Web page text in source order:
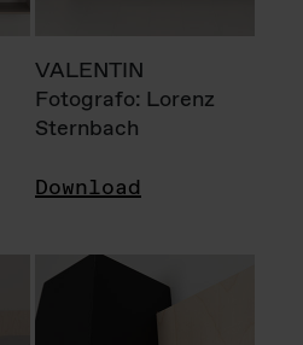
VALENTIN
Fotografo: Lorenz
Sternbach
Download